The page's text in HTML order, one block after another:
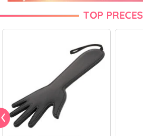
TOP PRECES